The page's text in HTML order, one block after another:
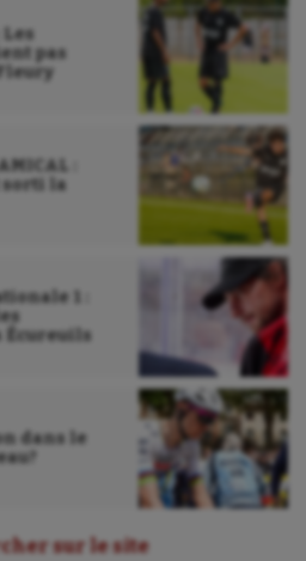
Les
pas
:
sorti la
1 :
Écureuils
dans le
sur le site